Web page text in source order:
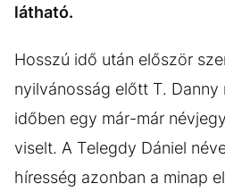
látható.
Hosszú idő után először
nyilvánosság előtt T.
időben egy már-már
viselt. A Telegdy Dániel
híresség azonban a minap